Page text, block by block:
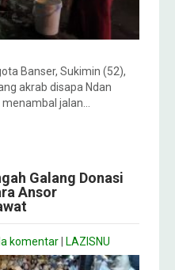
Banser, Sukimin (52),
akrab disapa Ndan
jalan…
Galang Donasi
Ansor
komentar| LAZISNU